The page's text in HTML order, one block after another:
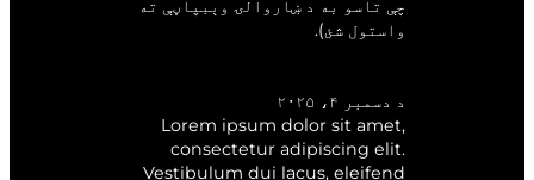
چې تاسو به د ښاروالۍ وېبپاڼې ته
واستول شئ).
د دسمبر ۴، ۲۰۲۵
Lorem ipsum dolor sit amet,
consectetur adipiscing elit.
Vestibulum dui lacus, eleifend